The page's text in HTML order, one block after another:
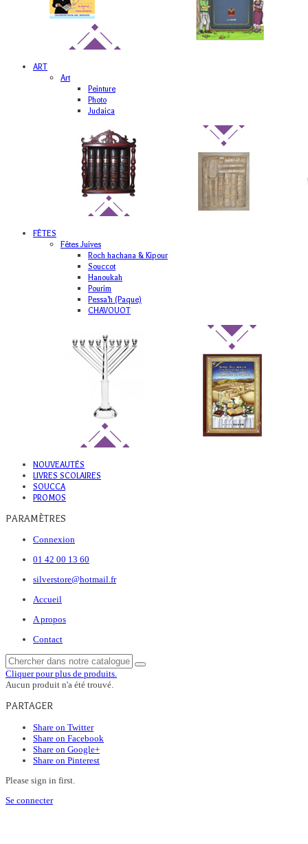
ART
Art
Peinture
Photo
Judaica
FÊTES
Fêtes Juives
Roch hachana & Kipour
Souccot
Hanoukah
Pourim
Pessa'h (Paque)
CHAVOUOT
NOUVEAUTÉS
LIVRES SCOLAIRES
SOUCCA
PROMOS
PARAMÈTRES
Connexion
01 42 00 13 60
silverstore@hotmail.fr
Accueil
A propos
Contact
Cliquer pour plus de produits.
Aucun produit n'a été trouvé.
PARTAGER
Share on Twitter
Share on Facebook
Share on Google+
Share on Pinterest
Please sign in first.
Se connecter